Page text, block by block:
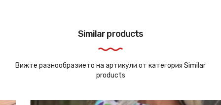
Similar products
Вижте разнообразието на артикули от категория Similar
products